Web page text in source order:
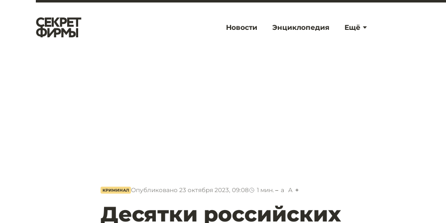
Ещё
Новости Энциклопедия
КРИМИНАЛ Опубликовано 23 октября 2023, 09:08 1 мин. a A
Десятки российских